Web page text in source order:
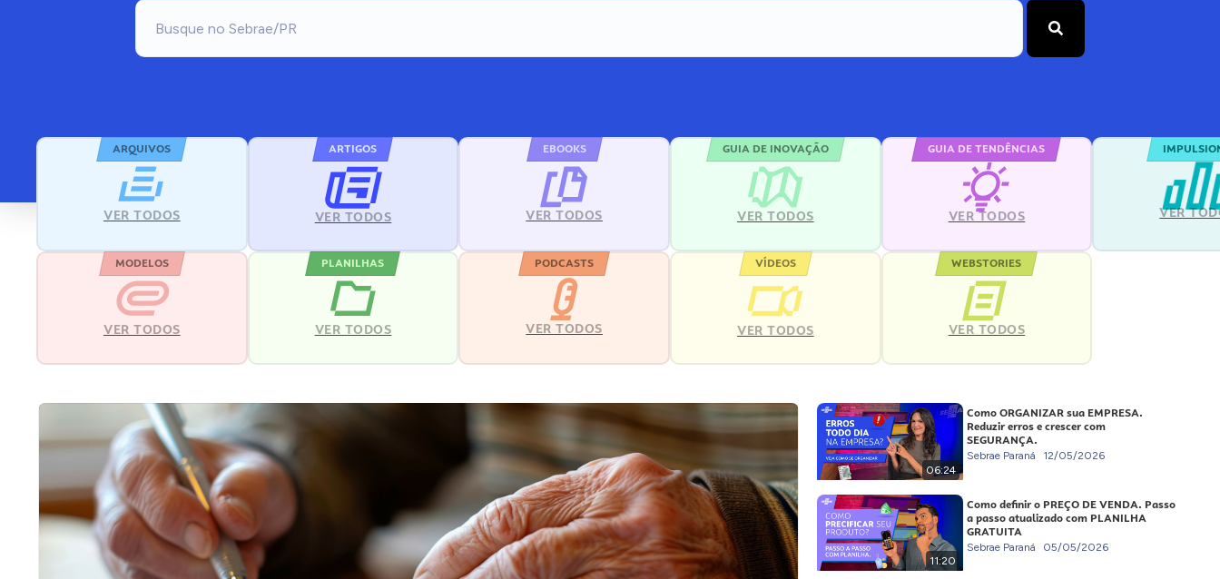
ARQUIVOS
VER TODOS
ARTIGOS
VER TODOS
EBOOKS
VER TODOS
GUIA DE INOVAÇÃO
VER TODOS
GUIA DE TENDÊNCIAS
VER TODOS VER
MODELOS
VER TODOS
PLANILHAS
VER TODOS
PODCASTS
VER TODOS
VÍDEOS
VER TODOS
WEBSTORIES
VER TODOS
06:24
Como ORGANIZAR sua EMPRESA.
Reduzir erros e crescer com
SEGURANÇA.
Sebrae Paraná 12/05/2026
11:20
Como definir o PREÇO DE VENDA. Passo
a passo atualizado com PLANILHA
GRATUITA
Sebrae Paraná 05/05/2026